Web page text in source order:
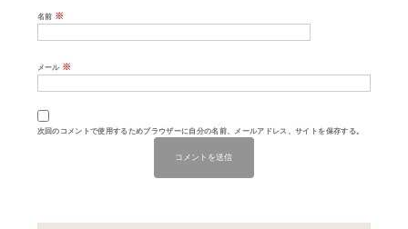
名前 ※
メール ※
次回のコメントで使用するためブラウザーに自分の名前、メールアドレス、サイトを保存する。